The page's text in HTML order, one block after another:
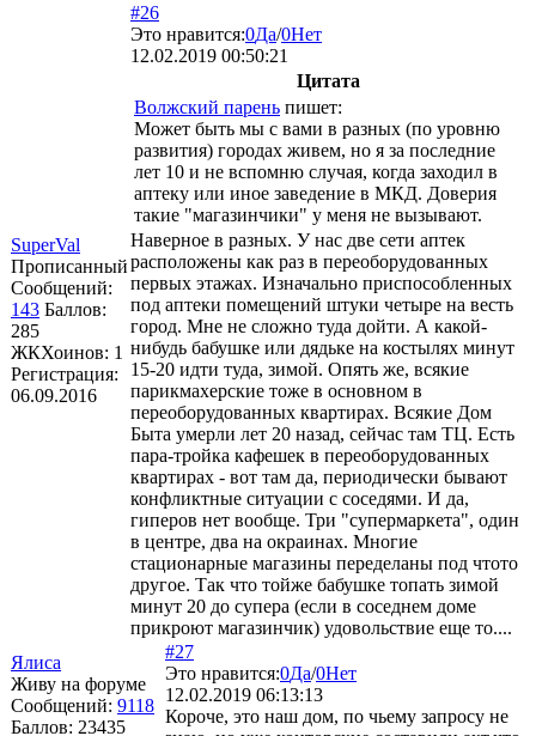
SuperVal
Прописанный
Сообщений:
143 Баллов:
285
ЖКХоинов: 1
Регистрация:
06.09.2016
#26
Это нравится:0Да/0Нет
12.02.2019 00:50:21
Цитата
Волжский парень пишет:
Может быть мы с вами в разных (по уровню
развития) городах живем, но я за последние
лет 10 и не вспомню случая, когда заходил в
аптеку или иное заведение в МКД. Доверия
такие "магазинчики" у меня не вызывают.
Наверное в разных. У нас две сети аптек
расположены как раз в переоборудованных
первых этажах. Изначально приспособленных
под аптеки помещений штуки четыре на весть
город. Мне не сложно туда дойти. А какой-
нибудь бабушке или дядьке на костылях минут
15-20 идти туда, зимой. Опять же, всякие
парикмахерские тоже в основном в
переоборудованных квартирах. Всякие Дом
Быта умерли лет 20 назад, сейчас там ТЦ. Есть
пара-тройка кафешек в переоборудованных
квартирах - вот там да, периодически бывают
конфликтные ситуации с соседями. И да,
гиперов нет вообще. Три "супермаркета", один
в центре, два на окраинах. Многие
стационарные магазины переделаны под чтото
другое. Так что тойже бабушке топать зимой
минут 20 до супера (если в соседнем доме
прикроют магазинчик) удовольствие еще то....
Ялиса
Живу на форуме
Сообщений: 9118
Баллов: 23435
#27
Это нравится:0Да/0Нет
12.02.2019 06:13:13
Короче, это наш дом, по чьему запросу не